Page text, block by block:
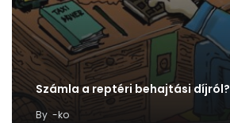
Számla a reptéri behajtási díjról?
By -ko